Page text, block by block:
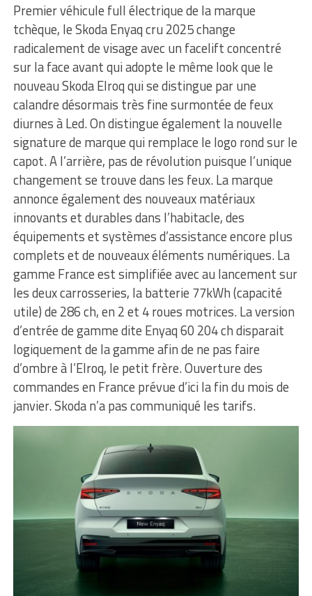
Premier véhicule full électrique de la marque
tchèque, le Skoda Enyaq cru 2025 change
radicalement de visage avec un facelift concentré
sur la face avant qui adopte le même look que le
nouveau Skoda Elroq qui se distingue par une
calandre désormais très fine surmontée de feux
diurnes à Led. On distingue également la nouvelle
signature de marque qui remplace le logo rond sur le
capot. A l’arrière, pas de révolution puisque l’unique
changement se trouve dans les feux. La marque
annonce également des nouveaux matériaux
innovants et durables dans l’habitacle, des
équipements et systèmes d’assistance encore plus
complets et de nouveaux éléments numériques. La
gamme France est simplifiée avec au lancement sur
les deux carrosseries, la batterie 77kWh (capacité
utile) de 286 ch, en 2 et 4 roues motrices. La version
d’entrée de gamme dite Enyaq 60 204 ch disparait
logiquement de la gamme afin de ne pas faire
d’ombre à l’Elroq, le petit frère. Ouverture des
commandes en France prévue d’ici la fin du mois de
janvier. Skoda n’a pas communiqué les tarifs.